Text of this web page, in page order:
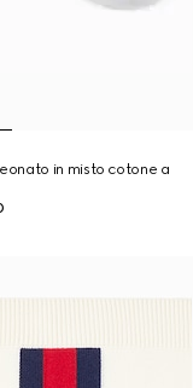
in misto cotone a